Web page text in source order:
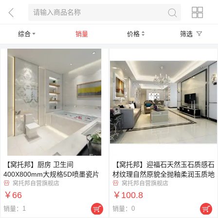
综合 销量 价格 筛选
【窝托邦】厨房 卫生间
400X800mm大规格5D喷墨瓷片
 窝托邦自营旗舰店
￥66
销量：1 
【窝托邦】迎福石天然玉石质感石
材纹理自然原貌全抛釉柔润玉质地
砖
 窝托邦自营旗舰店
￥100.8
销量：0 